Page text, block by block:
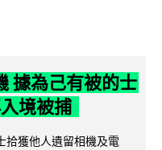
據為己有被的士
境被捕
拾獲他人遺留相機及電